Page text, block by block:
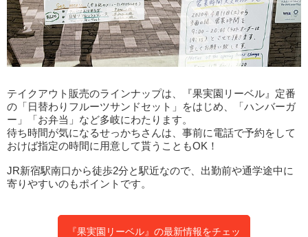
テイクアウト販売のラインナップは、『果実園リーベル』定番
の「日替わりフルーツサンドセット」をはじめ、「ハンバーガ
ー」「お弁当」など多岐にわたります。
待ち時間が気になるせっかちさんは、事前に電話で予約をして
おけば指定の時間に用意して貰うこともOK！
JR新宿駅南口から徒歩2分と駅近なので、出勤前や通学途中に
寄りやすいのもポイントです。
『果実園リーベル』の最新情報をチェッ